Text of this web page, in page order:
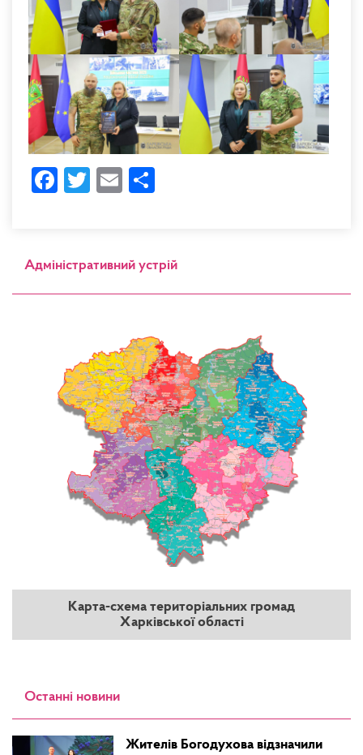
Facebook
Twitter
Email
Адміністративний устрій
Карта-схема територіальних громад
Харківської області
Останні новини
Жителів Богодухова відзначили